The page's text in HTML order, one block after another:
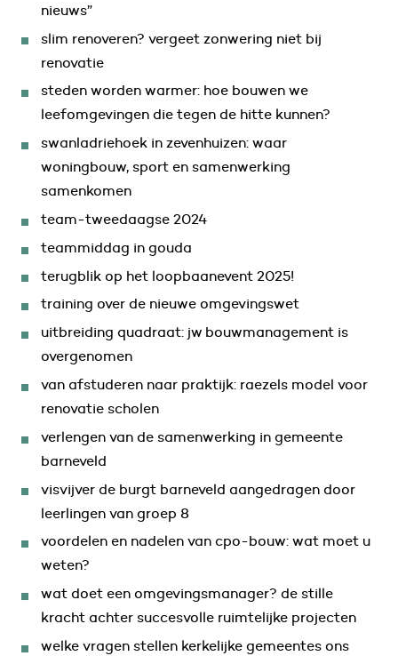
nieuws”
slim renoveren? vergeet zonwering niet bij
renovatie
steden worden warmer: hoe bouwen we
leefomgevingen die tegen de hitte kunnen?
swanladriehoek in zevenhuizen: waar
woningbouw, sport en samenwerking
samenkomen
team-tweedaagse 2024
teammiddag in gouda
terugblik op het loopbaanevent 2025!
training over de nieuwe omgevingswet
uitbreiding quadraat: jw bouwmanagement is
overgenomen
van afstuderen naar praktijk: raezels model voor
renovatie scholen
verlengen van de samenwerking in gemeente
barneveld
visvijver de burgt barneveld aangedragen door
leerlingen van groep 8
voordelen en nadelen van cpo-bouw: wat moet u
weten?
wat doet een omgevingsmanager? de stille
kracht achter succesvolle ruimtelijke projecten
welke vragen stellen kerkelijke gemeentes ons